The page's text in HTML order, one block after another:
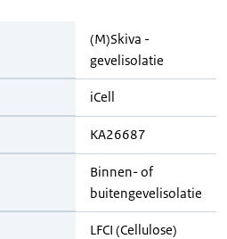
(M)Skiva -
gevelisolatie
iCell
KA26687
Binnen- of
buitengevelisolatie
LFCI (Cellulose)